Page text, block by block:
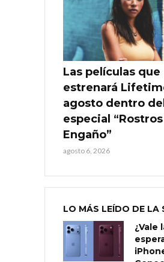
Las películas que
estrenará
agosto dentro del
especial “Rostros
Engaño”
agosto 6, 2026
LO MÁS LEÍDO DE LA
¿Vale